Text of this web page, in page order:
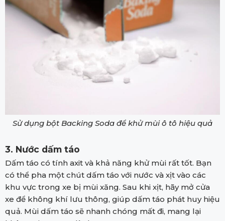
Sử dụng bột Backing Soda để khử mùi ô tô hiệu quả
3. Nước dấm táo
Dấm táo có tính axit và khả năng khử mùi rất tốt. Bạn
có thể pha một chút dấm táo với nước và xịt vào các
khu vực trong xe bị mùi xăng. Sau khi xịt, hãy mở cửa
xe để không khí lưu thông, giúp dấm táo phát huy hiệu
quả. Mùi dấm táo sẽ nhanh chóng mất đi, mang lại